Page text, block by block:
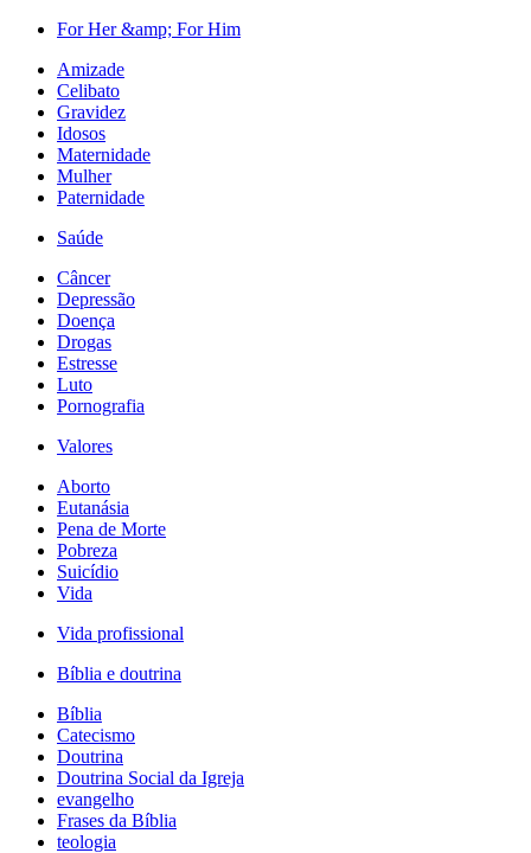
For Her &amp; For Him
Amizade
Celibato
Gravidez
Idosos
Maternidade
Mulher
Paternidade
Saúde
Câncer
Depressão
Doença
Drogas
Estresse
Luto
Pornografia
Valores
Aborto
Eutanásia
Pena de Morte
Pobreza
Suicídio
Vida
Vida profissional
Bíblia e doutrina
Bíblia
Catecismo
Doutrina
Doutrina Social da Igreja
evangelho
Frases da Bíblia
teologia